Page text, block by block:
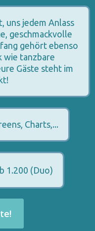
uns jedem Anlass
geschmackvolle
gehört ebenso
wie tanzbare
Gäste steht im
Charts,...
1.200 (Duo)